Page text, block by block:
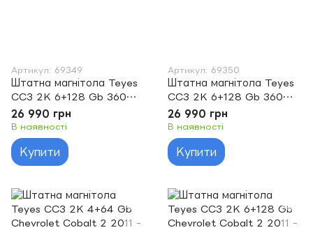
Артикул: 69349
Штатна магнітола Teyes
CC3 2K 6+128 Gb 360°
Chevrolet Aveo 2 2011-
2015 9"
26 990 грн
В наявності
Купити
Артикул: 69350
Штатна магнітола Teyes
CC3 2K 6+128 Gb 360°
Chevrolet Aveo T250
2006 - 2012 9"
26 990 грн
В наявності
Купити